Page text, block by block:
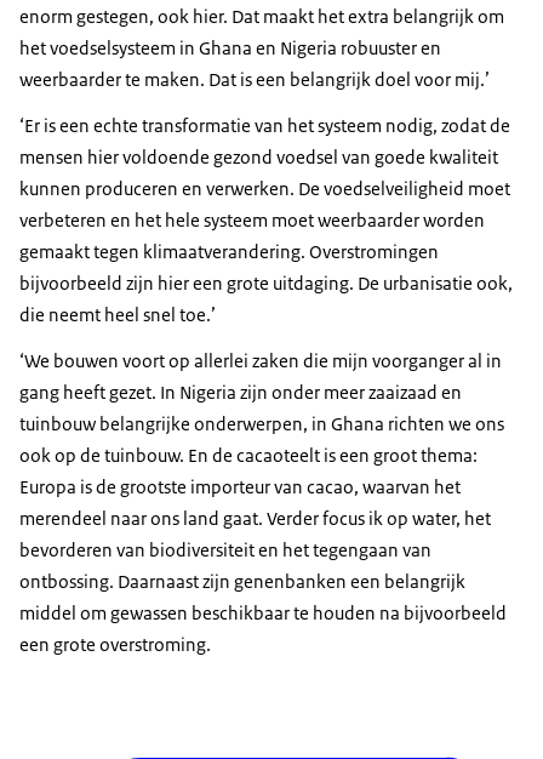
enorm gestegen, ook hier. Dat maakt het extra belangrijk om
het voedselsysteem in Ghana en Nigeria robuuster en
weerbaarder te maken. Dat is een belangrijk doel voor mij.’
‘Er is een echte transformatie van het systeem nodig, zodat de
mensen hier voldoende gezond voedsel van goede kwaliteit
kunnen produceren en verwerken. De voedselveiligheid moet
verbeteren en het hele systeem moet weerbaarder worden
gemaakt tegen klimaatverandering. Overstromingen
bijvoorbeeld zijn hier een grote uitdaging. De urbanisatie ook,
die neemt heel snel toe.’
‘We bouwen voort op allerlei zaken die mijn voorganger al in
gang heeft gezet. In Nigeria zijn onder meer zaaizaad en
tuinbouw belangrijke onderwerpen, in Ghana richten we ons
ook op de tuinbouw. En de cacaoteelt is een groot thema:
Europa is de grootste importeur van cacao, waarvan het
merendeel naar ons land gaat. Verder focus ik op water, het
bevorderen van biodiversiteit en het tegengaan van
ontbossing. Daarnaast zijn genenbanken een belangrijk
middel om gewassen beschikbaar te houden na bijvoorbeeld
een grote overstroming.